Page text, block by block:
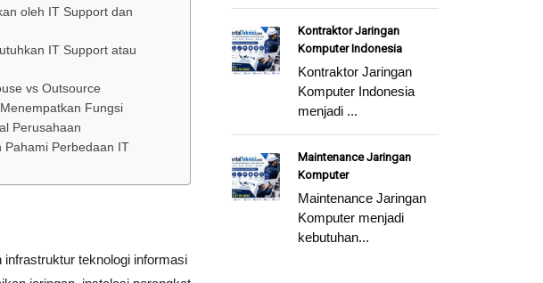
oleh IT Support dan
IT Support atau
vs Outsource
Fungsi
Perusahaan
Pahami Perbedaan IT
teknologi informasi
Kontraktor Jaringan
Komputer Indonesia
Kontraktor Jaringan
Komputer Indonesia
menjadi ...
Maintenance Jaringan
Komputer
Maintenance Jaringan
Komputer menjadi
kebutuhan...